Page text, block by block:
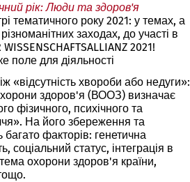
рік: Люди та здоров'я
тематичного року 2021: у темах, а
заходах, до участі в
2021!
поле для діяльності
«відсутність хвороби або недуги»:
здоров'я (ВООЗ) визначає
фізичного, психічного та
На його збереження та
факторів: генетична
соціальний статус, інтеграція в
охорони здоров'я країни,